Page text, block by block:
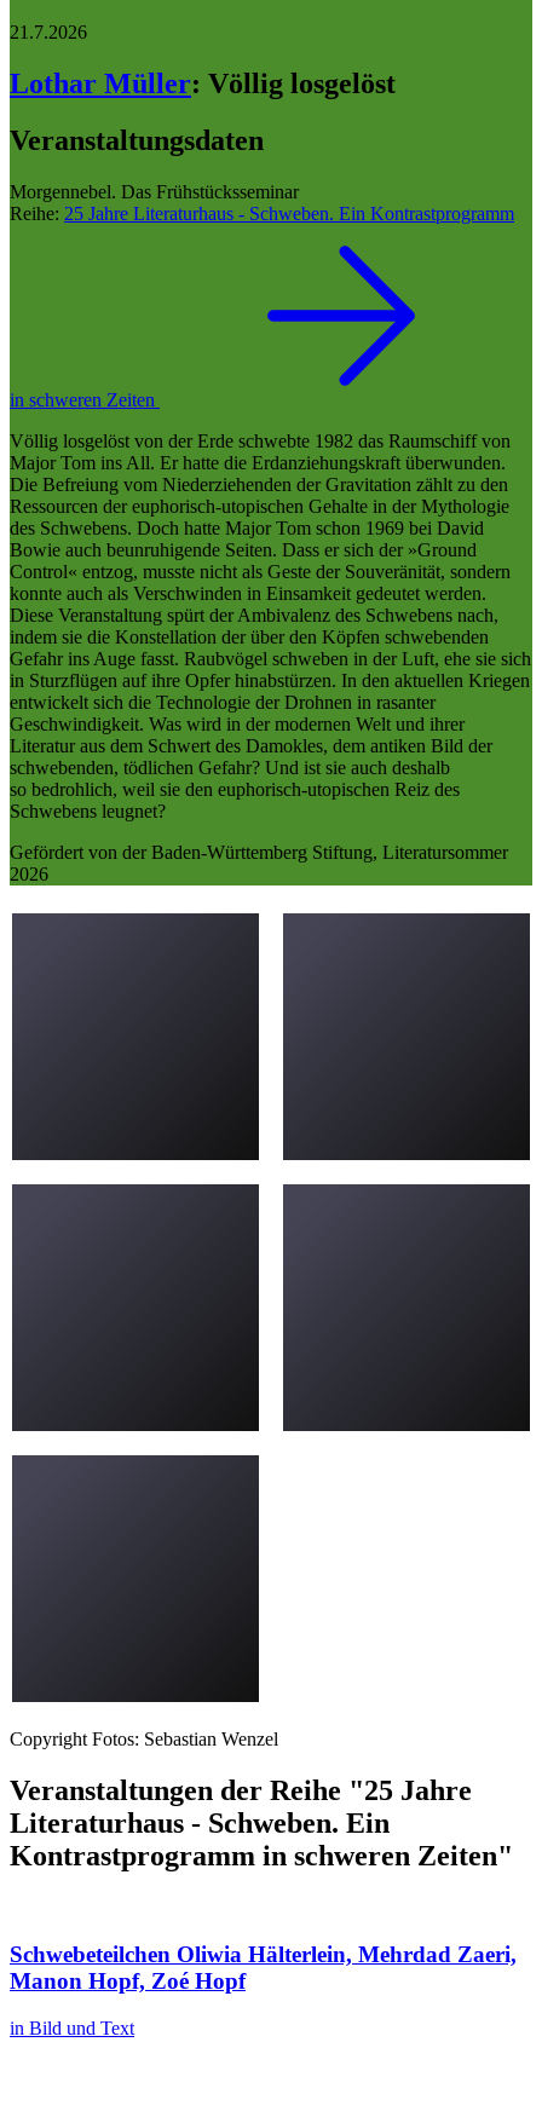
21.7.2026
Lothar Müller: Völlig losgelöst
Veranstaltungsdaten
Morgennebel. Das Frühstücksseminar
Reihe: 25 Jahre Literaturhaus - Schweben. Ein Kontrastprogramm
in schweren Zeiten
Völlig losgelöst von der Erde schwebte 1982 das Raumschiff von
Major Tom ins All. Er hatte die Erdanziehungskraft überwunden.
Die Befreiung vom Niederziehenden der Gravitation zählt zu den
Ressourcen der euphorisch-utopischen Gehalte in der Mythologie
des Schwebens. Doch hatte Major Tom schon 1969 bei David
Bowie auch beunruhigende Seiten. Dass er sich der »Ground
Control« entzog, musste nicht als Geste der Souveränität, sondern
konnte auch als Verschwinden in Einsamkeit gedeutet werden.
Diese Veranstaltung spürt der Ambivalenz des Schwebens nach,
indem sie die Konstellation der über den Köpfen schwebenden
Gefahr ins Auge fasst. Raubvögel schweben in der Luft, ehe sie sich
in Sturzflügen auf ihre Opfer hinabstürzen. In den aktuellen Kriegen
entwickelt sich die Technologie der Drohnen in rasanter
Geschwindigkeit. Was wird in der modernen Welt und ihrer
Literatur aus dem Schwert des Damokles, dem antiken Bild der
schwebenden, tödlichen Gefahr? Und ist sie auch deshalb
so bedrohlich, weil sie den euphorisch-utopischen Reiz des
Schwebens leugnet?
Gefördert von der Baden-Württemberg Stiftung, Literatursommer
2026
Copyright Fotos: Sebastian Wenzel
Veranstaltungen der Reihe "25 Jahre
Literaturhaus - Schweben. Ein
Kontrastprogramm in schweren Zeiten"
Schwebeteilchen Oliwia Hälterlein, Mehrdad Zaeri,
Manon Hopf, Zoé Hopf
in Bild und Text